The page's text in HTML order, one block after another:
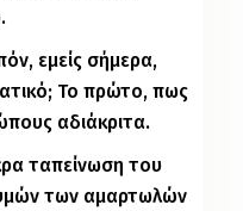
εμείς σήμερα,
Το πρώτο, πως
αδιάκριτα.
ταπείνωση του
των αμαρτωλών